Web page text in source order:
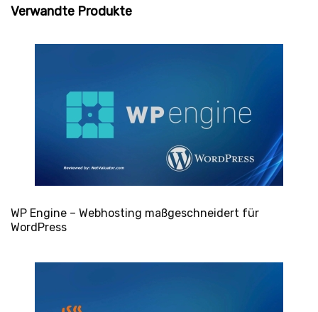
Verwandte Produkte
WP Engine – Webhosting maßgeschneidert für
WordPress